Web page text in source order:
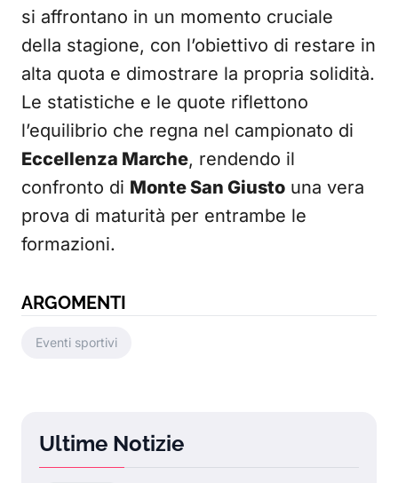
si affrontano in un momento cruciale
della stagione, con l’obiettivo di restare in
alta quota e dimostrare la propria solidità.
Le statistiche e le quote riflettono
l’equilibrio che regna nel campionato di
Eccellenza Marche, rendendo il
confronto di Monte San Giusto una vera
prova di maturità per entrambe le
formazioni.
ARGOMENTI
Eventi sportivi
Ultime Notizie